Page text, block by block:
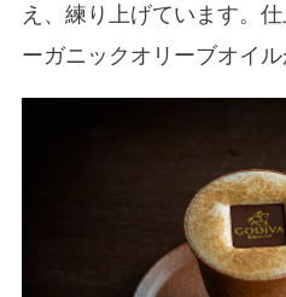
え、練り上げています。
ーガニックオリーブオイル